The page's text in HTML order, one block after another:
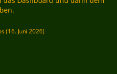
(16. Juni 2026)